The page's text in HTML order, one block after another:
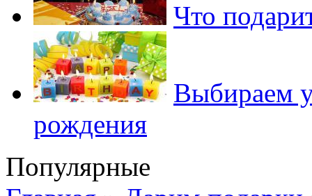
Что
Выбираем
рождения
Популярные